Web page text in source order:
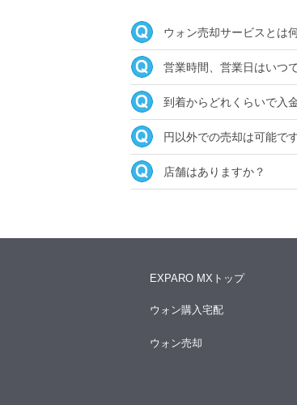
ウォン売却サービスとは
営業時間、営業日はいつ
到着からどれくらいで入
円以外での売却は可能で
店舗はありますか？
EXPARO MXトップ
ウォン購入宅配
ウォン売却